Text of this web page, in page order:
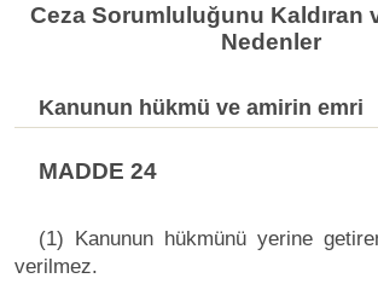
Ceza Sorumluluğunu Kaldıran
Nedenler
Kanunun hükmü ve amirin emri
MADDE 24
(1) Kanunun hükmünü yerine
verilmez.